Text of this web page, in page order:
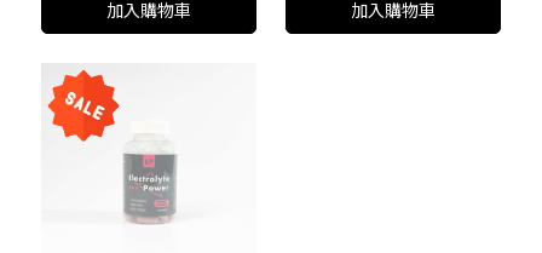
加入購物車 加入購物車